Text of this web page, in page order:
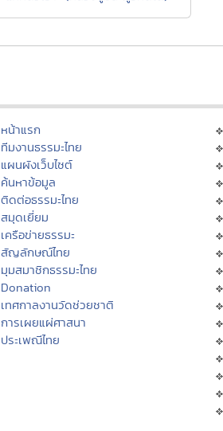
หน้าแรก
ทีมงานธรรมะไทย
แผนผังเว็บไซต์
ค้นหาข้อมูล
ติดต่อธรรมะไทย
สมุดเยี่ยม
เครือข่ายธรรมะ
สัญลักษณ์ไทย
มุมสมาชิกธรรมะไทย
Donation
เทศกาลงานวัดช่วยชาติ
การเผยแผ่ศาสนา
ประเพณีไทย